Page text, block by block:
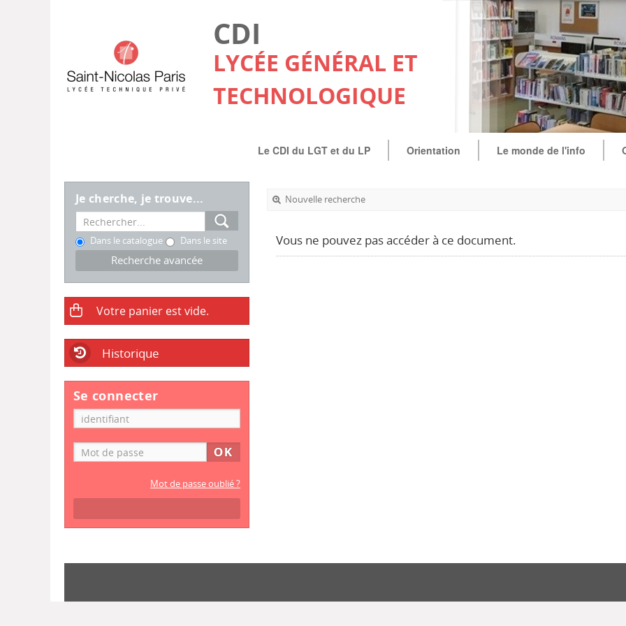
CDI
LYCÉE GÉNÉRAL ET
TECHNOLOGIQUE
Le CDI du LGT et du LP Orientation Le monde de l'info
Je cherche, je trouve...
Dans le catalogue Dans le site
Recherche avancée
Historique
Se connecter
Mot de passe oublié ?
Nouvelle recherche
Vous ne pouvez pas accéder à ce document.